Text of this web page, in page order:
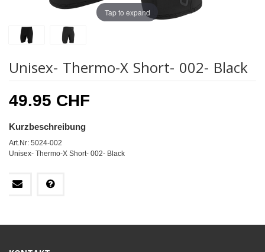
Tap to expand
Unisex- Thermo-X Short- 002- Black
49.95 CHF
Kurzbeschreibung
Art.Nr: 5024-002
Unisex- Thermo-X Short- 002- Black